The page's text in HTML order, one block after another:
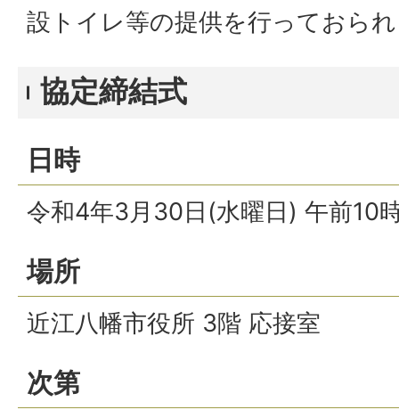
設トイレ等の提供を行っておら
協定締結式
日時
令和4年3月30日(水曜日) 午前10
場所
近江八幡市役所 3階 応接室
次第